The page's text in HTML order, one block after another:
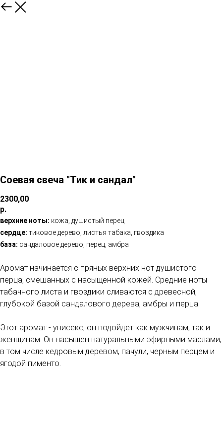
Соевая свеча "Тик и сандал"
2300,00
р.
верхние ноты: кожа, душистый перец
сердце: тиковое дерево, листья табака, гвоздика
база: сандаловое дерево, перец, амбра
Аромат начинается с пряных верхних нот душистого
перца, смешанных с насыщенной кожей. Средние ноты
табачного листа и гвоздики сливаются с древесной,
глубокой базой сандалового дерева, амбры и перца.
Этот аромат - унисекс, он подойдет как мужчинам, так и
женщинам. Он насыщен натуральными эфирными маслами,
в том числе кедровым деревом, пачули, черным перцем и
ягодой пименто.